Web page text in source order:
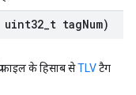
uint32 t tagNum)
के हिसाब सेTLVटैग